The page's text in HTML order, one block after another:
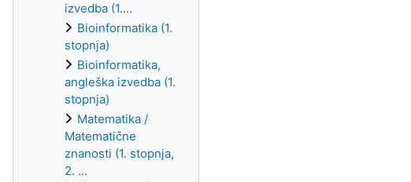
izvedba (1....
Bioinformatika (1.
stopnja)
Bioinformatika,
angleška izvedba (1.
stopnja)
Matematika /
Matematične
znanosti (1. stopnja,
2. ...